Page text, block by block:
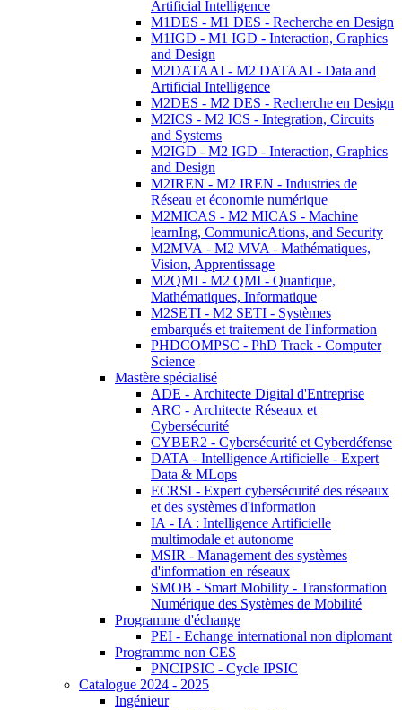
Artificial Intelligence
M1DES - M1 DES - Recherche en Design
M1IGD - M1 IGD - Interaction, Graphics
and Design
M2DATAAI - M2 DATAAI - Data and
Artificial Intelligence
M2DES - M2 DES - Recherche en Design
M2ICS - M2 ICS - Integration, Circuits
and Systems
M2IGD - M2 IGD - Interaction, Graphics
and Design
M2IREN - M2 IREN - Industries de
Réseau et économie numérique
M2MICAS - M2 MICAS - Machine
learnIng, CommunicAtions, and Security
M2MVA - M2 MVA - Mathématiques,
Vision, Apprentissage
M2QMI - M2 QMI - Quantique,
Mathématiques, Informatique
M2SETI - M2 SETI - Systèmes
embarqués et traitement de l'information
PHDCOMPSC - PhD Track - Computer
Science
Mastère spécialisé
ADE - Architecte Digital d'Entreprise
ARC - Architecte Réseaux et
Cybersécurité
CYBER2 - Cybersécurité et Cyberdéfense
DATA - Intelligence Artificielle - Expert
Data & MLops
ECRSI - Expert cybersécurité des réseaux
et des systèmes d'information
IA - IA : Intelligence Artificielle
multimodale et autonome
MSIR - Management des systèmes
d'information en réseaux
SMOB - Smart Mobility - Transformation
Numérique des Systèmes de Mobilité
Programme d'échange
PEI - Echange international non diplomant
Programme non CES
PNCIPSIC - Cycle IPSIC
Catalogue 2024 - 2025
Ingénieur